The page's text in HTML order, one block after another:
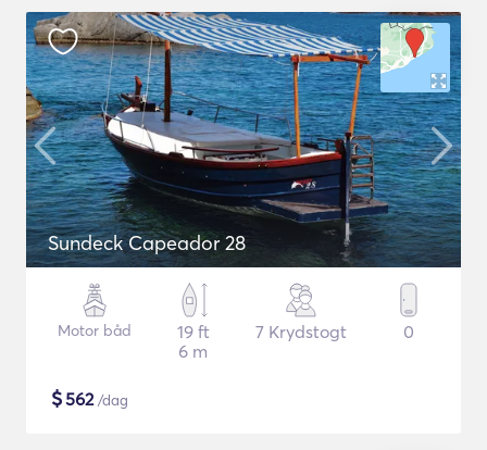
Sundeck Capeador 28
Motor båd
19 ft
6 m
7 Krydstogt 0
$562/dag